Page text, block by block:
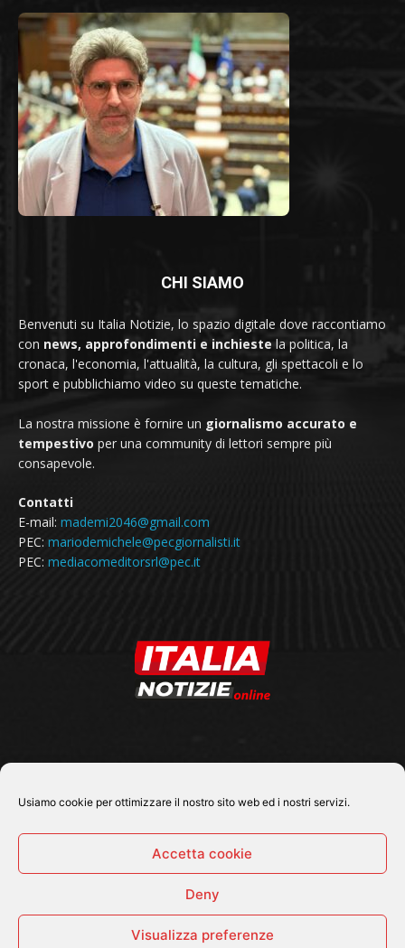
Usiamo cookie per ottimizzare il nostro sito web ed i nostri servizi.
Accetta cookie
Deny
Visualizza preferenze
CHI SIAMO
Benvenuti su Italia Notizie, lo spazio digitale dove raccontiamo
con news, approfondimenti e inchieste la politica, la
cronaca, l'economia, l'attualità, la cultura, gli spettacoli e lo
sport e pubblichiamo video su queste tematiche.
La nostra missione è fornire un giornalismo accurato e
tempestivo per una community di lettori sempre più
consapevole.
Contatti
E-mail: mademi2046@gmail.com
PEC: mariodemichele@pecgiornalisti.it
PEC: mediacomeditorsrl@pec.it
© 2026 Tutti i diritti riservati - Italia Notizie .online |
Cronaca Economia